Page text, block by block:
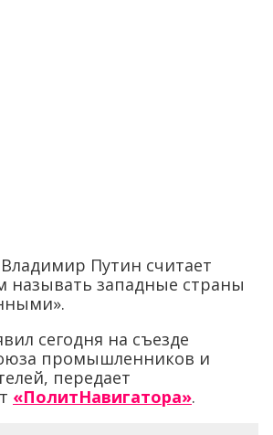
Путин считает
называть западные страны
сегодня на съезде
промышленников и
передает
«ПолитНавигатора».